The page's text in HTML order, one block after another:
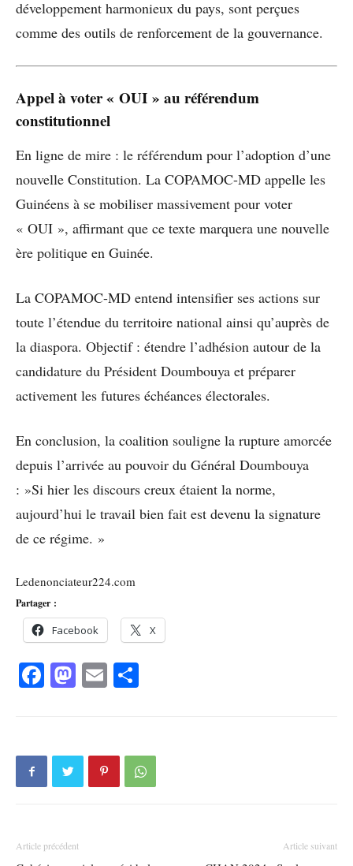
développement harmonieux du pays, sont perçues
comme des outils de renforcement de la gouvernance.
Appel à voter « OUI » au référendum
constitutionnel
En ligne de mire : le référendum pour l’adoption d’une
nouvelle Constitution. La COPAMOC-MD appelle les
Guinéens à se mobiliser massivement pour voter
« OUI », affirmant que ce texte marquera une nouvelle
ère politique en Guinée.
La COPAMOC-MD entend intensifier ses actions sur
toute l’étendue du territoire national ainsi qu’auprès de
la diaspora. Objectif : étendre l’adhésion autour de la
candidature du Président Doumbouya et préparer
activement les futures échéances électorales.
En conclusion, la coalition souligne la rupture amorcée
depuis l’arrivée au pouvoir du Général Doumbouya
: »Si hier les discours creux étaient la norme,
aujourd’hui le travail bien fait est devenu la signature
de ce régime. »
Ledenonciateur224.com
Partager :
Facebook X
Facebook
Mastodon
Email
Article précédent Article suivant